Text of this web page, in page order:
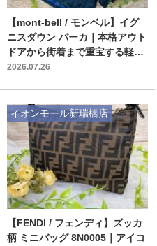
【mont-bell / モンベル】イグ
ニスダウン パーカ｜本格アウト
ドアから街着まで重宝する軽量
ダウンジャケット
2026.07.26
【FENDI / フェンディ】ズッカ
柄 ミニバッグ 8N0005｜アイコ
イオンモール新瑞橋店